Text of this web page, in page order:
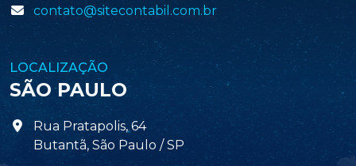
contato@sitecontabil.com.br
LOCALIZAÇÃO
SÃO PAULO
Rua Pratapolis, 64
Butantã, São Paulo / SP